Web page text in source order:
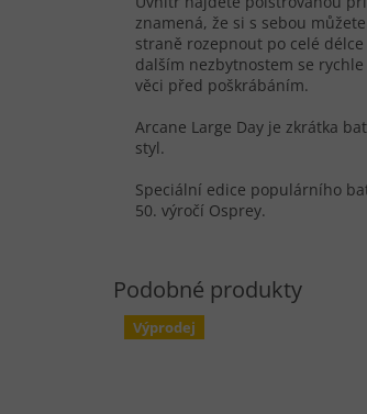
znamená, že si s sebou
straně rozepnout po celé
dalším nezbytnostem se
věci před poškrábáním.
Arcane Large Day je zkrátka
styl.
Speciální edice populárního
50. výročí Osprey.
Výprodej